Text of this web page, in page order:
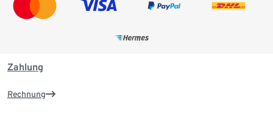
Zahlung
Rechnung